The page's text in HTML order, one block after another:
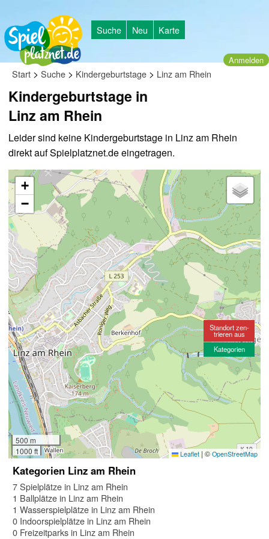
Suche Neu Karte
Anmelden
Start > Suche > Kindergeburtstage > Linz am Rhein
Kindergeburtstage in
Linz am Rhein
Leider sind keine Kindergeburtstage in Linz am Rhein
direkt auf Spielplatznet.de eingetragen.
+
−
500 m
1000 ft
Leaflet | © OpenStreetMap
Standort zen-
trieren aus
Kategorien
Kategorien Linz am Rhein
7 Spielplätze in Linz am Rhein
1 Ballplätze in Linz am Rhein
1 Wasserspielplätze in Linz am Rhein
0 Indoorspielplätze in Linz am Rhein
0 Freizeitparks in Linz am Rhein